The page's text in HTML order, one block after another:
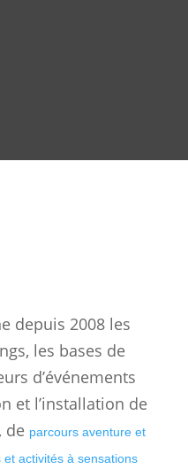
depuis 2008 les
les bases de
d’événements
et l’installation de
de parcours aventure et
et activités à sensations